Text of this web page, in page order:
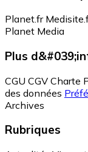
Planet.fr
Planet Media
Plus
CGU CGV Charte
des données
Archives
Rubriques